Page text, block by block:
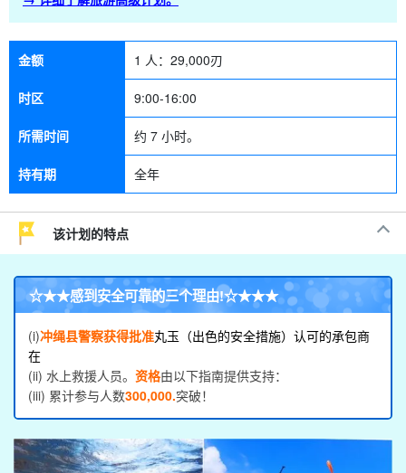
金额 1 人： 29,000刃
时区 9:00-16:00
所需时间 约 7 小时。
持有期 全年
该计划的特点
☆★★感到安全可靠的三个理由!☆★★★
(i)冲绳县警察获得批准丸玉（出色的安全措施）认可的承包商
在
(ii) 水上救援人员。 资格由以下指南提供支持：
(iii) 累计参与人数300,000.突破！